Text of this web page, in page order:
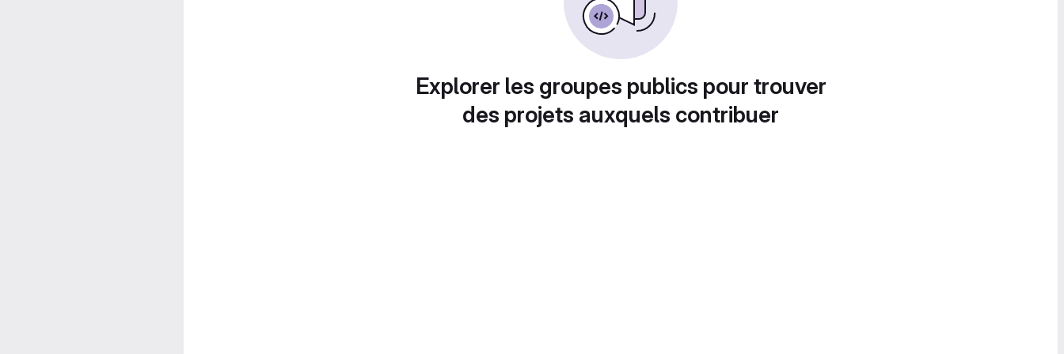
Explorer les groupes publics pour trouver
des projets auxquels contribuer